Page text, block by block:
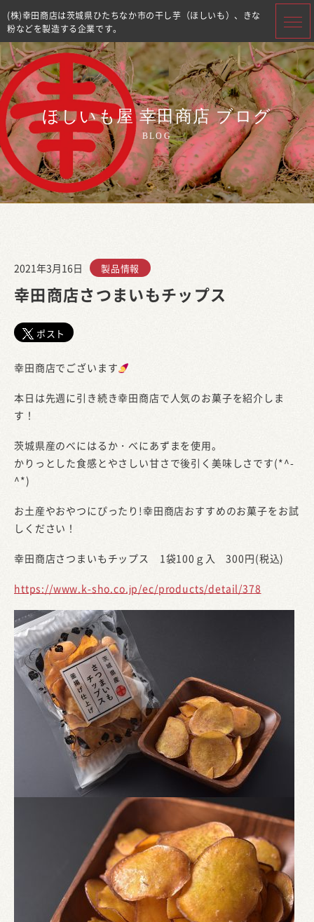
(株)幸田商店は茨城県ひたちなか市の干し芋（ほしいも）、きな
粉などを製造する企業です。
ほしいも屋 幸田商店 ブログ
BLOG
2021年3月16日 製品情報
幸田商店さつまいもチップス
ポスト
幸田商店でございます
本日は先週に引き続き幸田商店で人気のお菓子を紹介しま
す！
茨城県産のべにはるか・べにあずまを使用。
かりっとした食感とやさしい甘さで後引く美味しさです(*^-
^*)
お土産やおやつにぴったり!幸田商店おすすめのお菓子をお試
しください！
幸田商店さつまいもチップス 1袋100ｇ入 300円(税込)
https://www.k-sho.co.jp/ec/products/detail/378